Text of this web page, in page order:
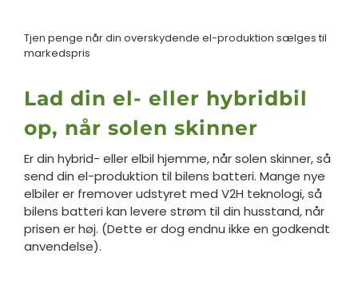
Tjen penge når din overskydende el-produktion sælges til
markedspris
Lad din el- eller hybridbil
op, når solen skinner
Er din hybrid- eller elbil hjemme, når solen skinner, så
send din el-produktion til bilens batteri. Mange nye
elbiler er fremover udstyret med V2H teknologi, så
bilens batteri kan levere strøm til din husstand, når
prisen er høj. (Dette er dog endnu ikke en godkendt
anvendelse).